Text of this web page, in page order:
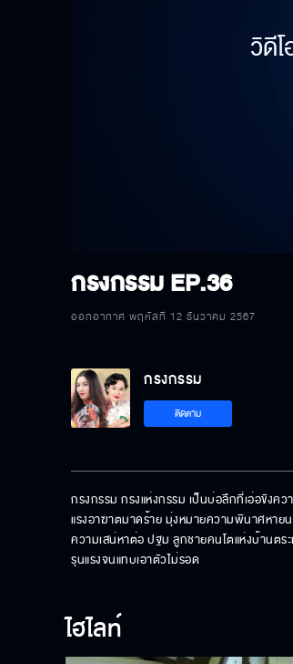
วิดี
กรงกรรมEP.36
ออกอากาศ พฤหัสที่ 12 ธันวาคม 2567
กรงกรรม
ติดตาม
กรงกรรม กรงแห่งกรรม เป็นบ่อลึกที่เอ่อขังค
แรงอาฆาตมาดร้าย มุ่งหมายความพินาศหาย
ความเสน่หาต่อ ปฐม ลูกชายคนโตแห่งบ้านตร
รุนแรงจนแทบเอาตัวไม่รอด
ไฮไลท์